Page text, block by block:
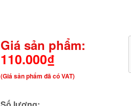
Giá sản phẩm:
110.000₫
(Giá sản phẩm đã có VAT)